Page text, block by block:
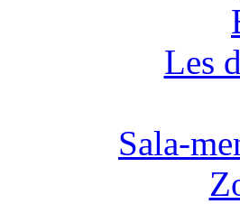
Les
Sala-